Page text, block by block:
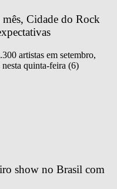
Cidade do Rock
artistas em setembro,
quinta-feira (6)
show no Brasil com